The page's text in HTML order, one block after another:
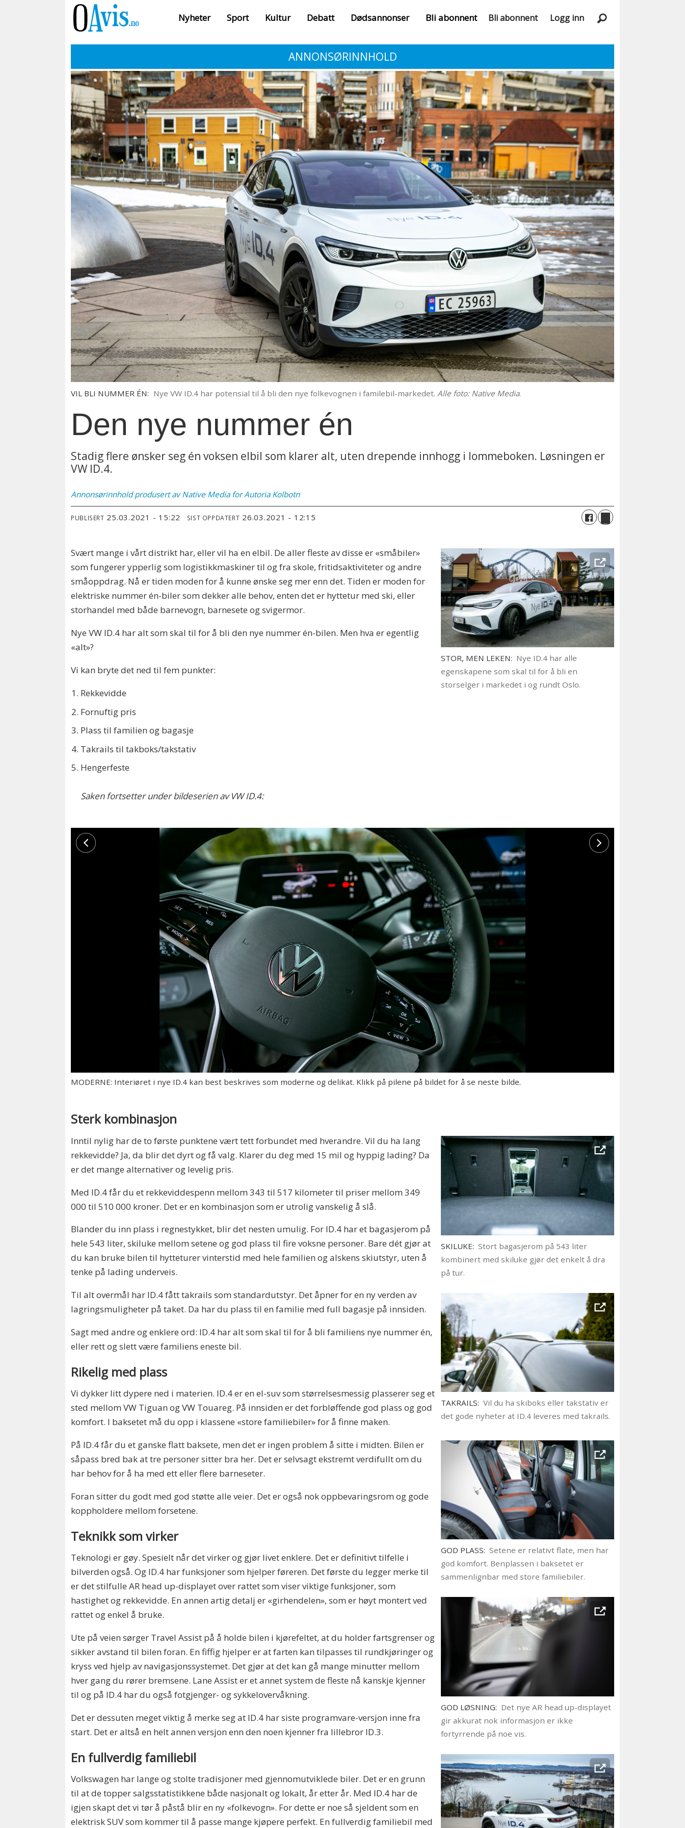
Nyheter Sport Kultur Debatt Dødsannonser Bli abonnent Bli abonnent Logg inn
ANNONSØRINNHOLD
VIL BLI NUMMER ÉN: Nye VW ID.4 har potensial til å bli den nye folkevognen i familebil-markedet. Alle foto: Native Media.
Den nye nummer én
Stadig flere ønsker seg én voksen elbil som klarer alt, uten drepende innhogg i lommeboken. Løsningen er
VW ID.4.
Annonsørinnhold produsert av Native Media for Autoria Kolbotn
PUBLISERT 25.03.2021 - 15:22 SIST OPPDATERT 26.03.2021 - 12:15
STOR, MEN LEKEN: Nye ID.4 har alle
egenskapene som skal til for å bli en
storselger i markedet i og rundt Oslo.
Svært mange i vårt distrikt har, eller vil ha en elbil. De aller fleste av disse er «småbiler»
som fungerer ypperlig som logistikkmaskiner til og fra skole, fritidsaktiviteter og andre
småoppdrag. Nå er tiden moden for å kunne ønske seg mer enn det. Tiden er moden for
elektriske nummer én-biler som dekker alle behov, enten det er hyttetur med ski, eller
storhandel med både barnevogn, barnesete og svigermor.
Nye VW ID.4 har alt som skal til for å bli den nye nummer én-bilen. Men hva er egentlig
«alt»?
Vi kan bryte det ned til fem punkter:
Rekkevidde
Fornuftig pris
Plass til familien og bagasje
Takrails til takboks/takstativ
Hengerfeste
Saken fortsetter under bildeserien av VW ID.4:
MODERNE: Interiøret i nye ID.4 kan best beskrives som moderne og delikat. Klikk på pilene på bildet for å se neste bilde.
Sterk kombinasjon
SKILUKE: Stort bagasjerom på 543 liter
kombinert med skiluke gjør det enkelt å dra
på tur.
Inntil nylig har de to første punktene vært tett forbundet med hverandre. Vil du ha lang
rekkevidde? Ja, da blir det dyrt og få valg. Klarer du deg med 15 mil og hyppig lading? Da
er det mange alternativer og levelig pris.
Med ID.4 får du et rekkeviddespenn mellom 343 til 517 kilometer til priser mellom 349
000 til 510 000 kroner. Det er en kombinasjon som er utrolig vanskelig å slå.
Blander du inn plass i regnestykket, blir det nesten umulig. For ID.4 har et bagasjerom på
hele 543 liter, skiluke mellom setene og god plass til fire voksne personer. Bare dét gjør at
du kan bruke bilen til hytteturer vinterstid med hele familien og alskens skiutstyr, uten å
tenke på lading underveis.
TAKRAILS: Vil du ha skiboks eller takstativ er
det gode nyheter at ID.4 leveres med takrails.
Til alt overmål har ID.4 fått takrails som standardutstyr. Det åpner for en ny verden av
lagringsmuligheter på taket. Da har du plass til en familie med full bagasje på innsiden.
Sagt med andre og enklere ord: ID.4 har alt som skal til for å bli familiens nye nummer én,
eller rett og slett være familiens eneste bil.
Rikelig med plass
Vi dykker litt dypere ned i materien. ID.4 er en el-suv som størrelsesmessig plasserer seg et
sted mellom VW Tiguan og VW Touareg. På innsiden er det forbløffende god plass og god
komfort. I baksetet må du opp i klassene «store familiebiler» for å finne maken.
GOD PLASS: Setene er relativt flate, men har
god komfort. Benplassen i baksetet er
sammenlignbar med store familiebiler.
På ID.4 får du et ganske flatt baksete, men det er ingen problem å sitte i midten. Bilen er
såpass bred bak at tre personer sitter bra her. Det er selvsagt ekstremt verdifullt om du
har behov for å ha med ett eller flere barneseter.
Foran sitter du godt med god støtte alle veier. Det er også nok oppbevaringsrom og gode
koppholdere mellom forsetene.
Teknikk som virker
GOD LØSNING: Det nye AR head up-displayet
gir akkurat nok informasjon er ikke
fortyrrende på noe vis.
Teknologi er gøy. Spesielt når det virker og gjør livet enklere. Det er definitivt tilfelle i
bilverden også. Og ID.4 har funksjoner som hjelper føreren. Det første du legger merke til
er det stilfulle AR head up-displayet over rattet som viser viktige funksjoner, som
hastighet og rekkevidde. En annen artig detalj er «girhendelen», som er høyt montert ved
rattet og enkel å bruke.
Ute på veien sørger Travel Assist på å holde bilen i kjørefeltet, at du holder fartsgrenser og
sikker avstand til bilen foran. En fiffig hjelper er at farten kan tilpasses til rundkjøringer og
kryss ved hjelp av navigasjonssystemet. Det gjør at det kan gå mange minutter mellom
hver gang du rører bremsene. Lane Assist er et annet system de fleste nå kanskje kjenner
til og på ID.4 har du også fotgjenger- og sykkelovervåkning.
Det er dessuten meget viktig å merke seg at ID.4 har siste programvare-versjon inne fra
start. Det er altså en helt annen versjon enn den noen kjenner fra lillebror ID.3.
En fullverdig familiebil
Volkswagen har lange og stolte tradisjoner med gjennomutviklede biler. Det er en grunn
til at de topper salgsstatistikkene både nasjonalt og lokalt, år etter år. Med ID.4 har de
igjen skapt det vi tør å påstå blir en ny «folkevogn». For dette er noe så sjeldent som en
elektrisk SUV som kommer til å passe mange kjøpere perfekt. En fullverdig familiebil med